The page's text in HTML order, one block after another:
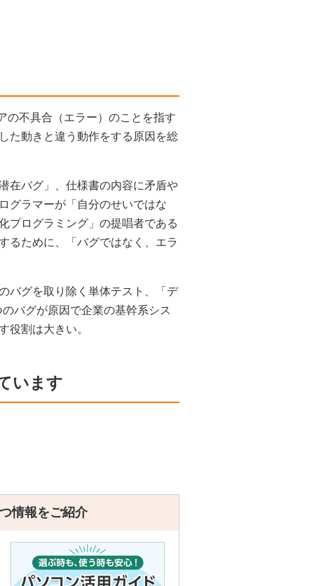
の不具合（エラー）のことを指す
た動きと違う動作をする原因を総
在バグ」、仕様書の内容に矛盾や
グラマーが「自分のせいではな
プログラミング」の提唱者である
るために、「バグではなく、エラ
バグを取り除く単体テスト、「デ
バグが原因で企業の基幹系シス
役割は大きい。
います
情報をご紹介